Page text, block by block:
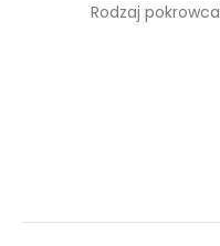
Rodzaj pokrowca